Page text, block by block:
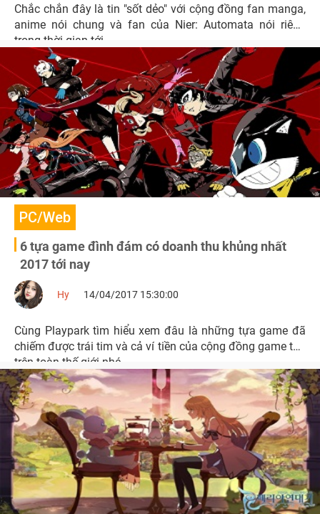
Chắc chắn đây là tin "sốt dẻo" với cộng đồng fan manga,
anime nói chung và fan của Nier: Automata nói riêng
trong thời gian tới.
PC/Web
6 tựa game đình đám có doanh thu khủng nhất
2017 tới nay
Hy 14/04/2017 15:30:00
Cùng Playpark tìm hiểu xem đâu là những tựa game đã
chiếm được trái tim và cả ví tiền của cộng đồng game thủ
trên toàn thế giới nhé.